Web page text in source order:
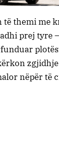
të themi me
prej tyre
nëpër të